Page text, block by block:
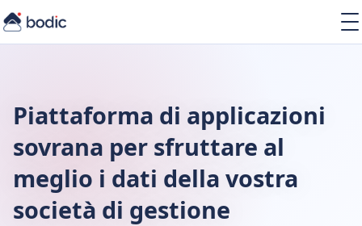
Chi siamo
Piattaforma di applicazioni
sovrana per sfruttare al
meglio i dati della vostra
società di gestione